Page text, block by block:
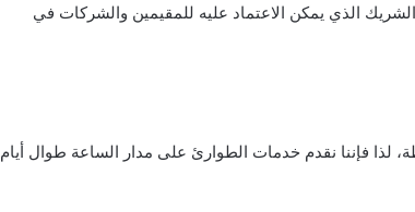
الشريك الذي يمكن الاعتماد عليه للمقيمين والشركات في
فإننا نقدم خدمات الطوارئ على مدار الساعة طوال أيام